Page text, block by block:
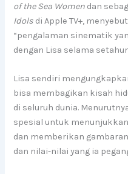
of the Sea Women dan
Idols di Apple TV+,
“pengalaman sinematik
dengan Lisa selama
Lisa sendiri
bisa membagikan kisah
di seluruh dunia.
spesial untuk
dan memberikan
dan nilai-nilai yang ia